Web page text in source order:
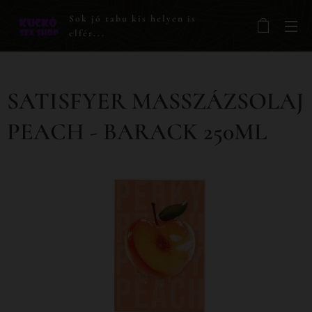
Sok jó tabu kis helyen is
elfér...
SATISFYER MASSZÁZSOLAJ
PEACH - BARACK 250ML